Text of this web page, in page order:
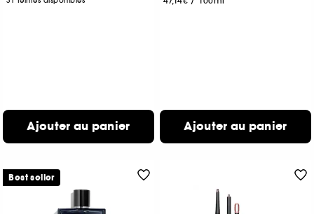
Ajouter au panier Ajouter au panier
Best seller